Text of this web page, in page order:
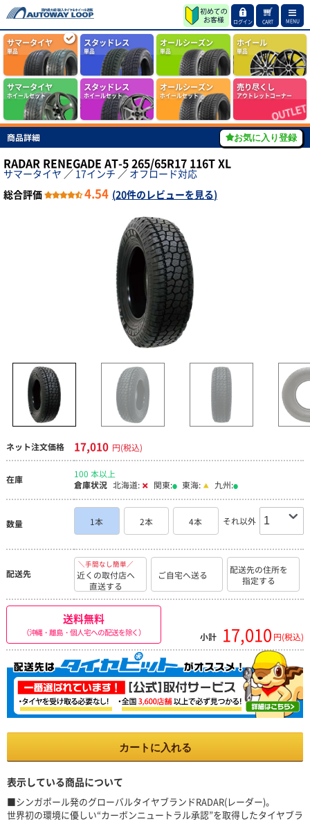
ログイン CART MENU
サマータイヤ
単品
スタッドレス
単品
オールシーズン
単品
ホイール
単品
サマータイヤ
ホイールセット
スタッドレス
ホイールセット
オールシーズン
ホイールセット
売り尽くし
アウトレットコーナー
商品詳細 お気に入り登録
RADAR RENEGADE AT-5 265/65R17 116T XL
サマータイヤ ／ 17インチ ／ オフロード対応
総合評価
4.54 (20件のレビューを見る)
ネット注文価格 17,010 円(税込)
在庫
100 本以上
倉庫状況 北海道: 関東: 東海: 九州:
数量 1本 2本 4本 それ以外
配送先
＼手間なし簡単／
近くの取付店へ
直送する
ご自宅へ送る
配送先の住所を
指定する
送料無料
（沖縄・離島・個人宅への配送を除く） 小計 17,010 円(税込)
カートに入れる
表示している商品について
■シンガポール発のグローバルタイヤブランドRADAR(レーダー)。
世界初の環境に優しい“カーボンニュートラル承認”を取得したタイヤブラ